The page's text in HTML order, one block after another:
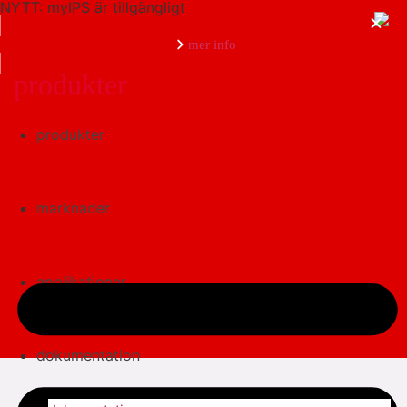
NYTT: myIPS är tillgängligt
mer info
produkter
marknader
applikationer
dokumentation
produkter